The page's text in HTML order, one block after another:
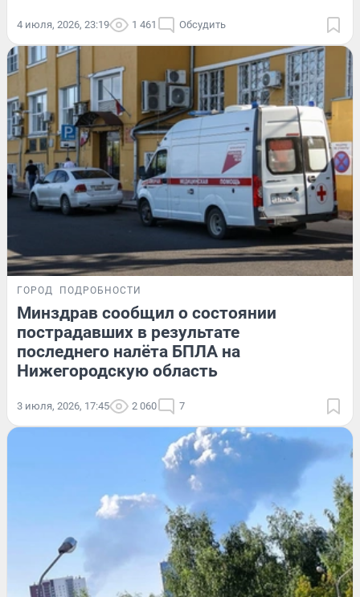
4 июля, 2026, 23:19 1 461 Обсудить
ГОРОД ПОДРОБНОСТИ
Минздрав сообщил о состоянии
пострадавших в результате
последнего налёта БПЛА на
Нижегородскую область
3 июля, 2026, 17:45 2 060 7